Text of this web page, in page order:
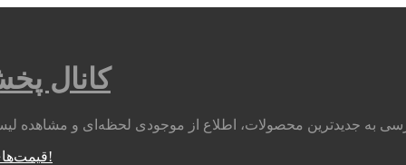
کانال
متوجه شدم!